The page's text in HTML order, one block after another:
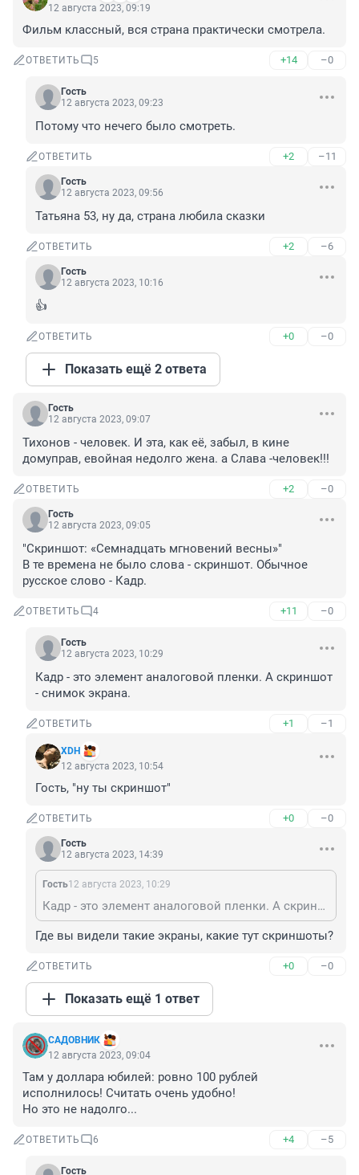
12 августа 2023, 09:19
Фильм классный, вся страна практически смотрела.
ОТВЕТИТЬ 5 +14 –0
Гость
12 августа 2023, 09:23
Потому что нечего было смотреть.
ОТВЕТИТЬ +2 –11
Гость
12 августа 2023, 09:56
Татьяна 53, ну да, страна любила сказки
ОТВЕТИТЬ +2 –6
Гость
12 августа 2023, 10:16
👍
ОТВЕТИТЬ +0 –0
Показать ещё 2 ответа
Гость
12 августа 2023, 09:07
Тихонов - человек. И эта, как её, забыл, в кине
домуправ, евойная недолго жена. а Слава -человек!!!
ОТВЕТИТЬ +2 –0
Гость
12 августа 2023, 09:05
"Скриншот: «Семнадцать мгновений весны»"
В те времена не было слова - скриншот. Обычное
русское слово - Кадр.
ОТВЕТИТЬ 4 +11 –0
Гость
12 августа 2023, 10:29
Кадр - это элемент аналоговой пленки. А скриншот
- снимок экрана.
ОТВЕТИТЬ +1 –1
XDH
12 августа 2023, 10:54
Гость, "ну ты скриншот"
ОТВЕТИТЬ +0 –0
Гость
12 августа 2023, 14:39
Гость12 августа 2023, 10:29
Кадр - это элемент аналоговой пленки. А скриншот - снимок экрана.
Где вы видели такие экраны, какие тут скриншоты?
ОТВЕТИТЬ +0 –0
Показать ещё 1 ответ
САДОВНИК
12 августа 2023, 09:04
Там у доллара юбилей: ровно 100 рублей
исполнилось! Считать очень удобно!
Но это не надолго...
ОТВЕТИТЬ 6 +4 –5
Гость